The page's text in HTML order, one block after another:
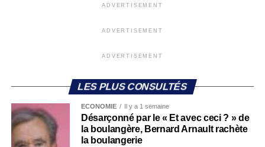
ADVERTISEMENT
ADVERTISEMENT
ADVERTISEMENT
LES PLUS CONSULTÉS
ECONOMIE Il y a 1 semaine
Désarçonné par le « Et avec ceci ? » de
la boulangère, Bernard Arnault rachète
la boulangerie